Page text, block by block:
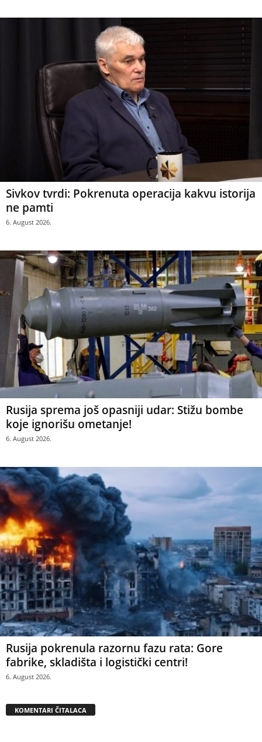
Sivkov tvrdi: Pokrenuta operacija kakvu istorija
ne pamti
6. August 2026.
Rusija sprema još opasniji udar: Stižu bombe
koje ignorišu ometanje!
6. August 2026.
Rusija pokrenula razornu fazu rata: Gore
fabrike, skladišta i logistički centri!
6. August 2026.
KOMENTARI ČITALACA